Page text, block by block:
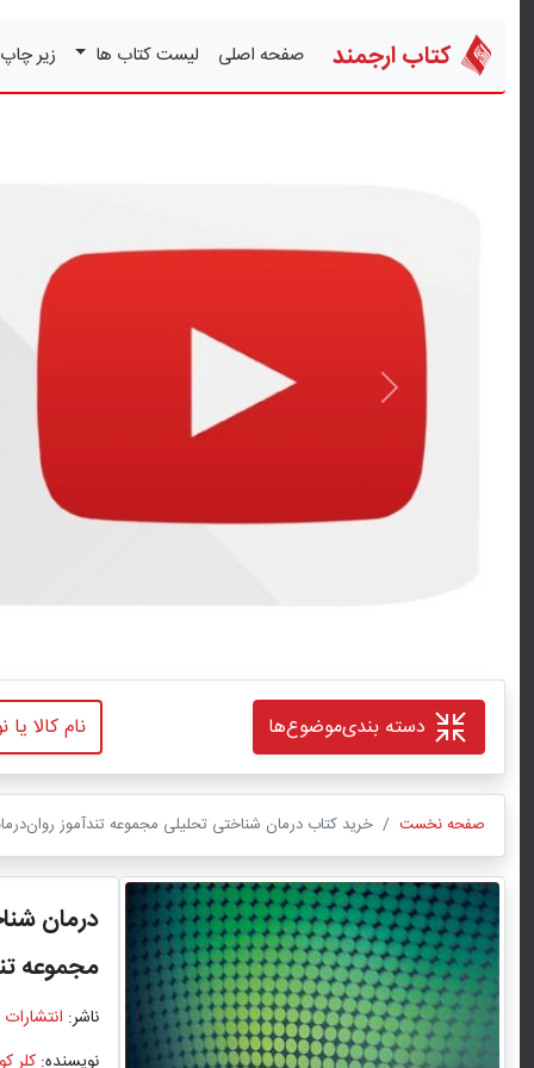
کتاب ارجمند صفحه اصلی لیست کتاب ها زیر چاپ
قبلی
دسته بندیموضوع‌ها
صفحه نخست خرید کتاب درمان شناختی تحلیلی مجموعه تندآموز
درمان
مجموعه
ناشر:
نویسنده: کلر